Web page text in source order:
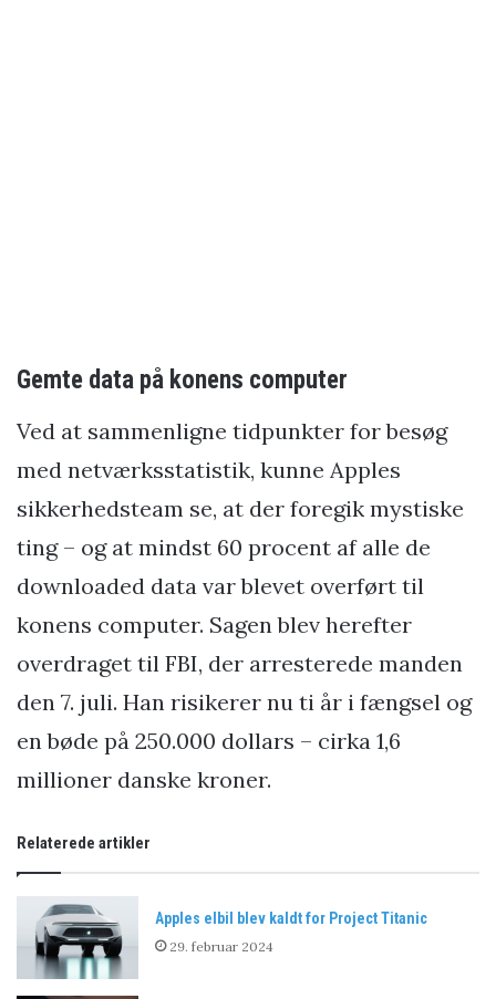
Gemte data på konens computer
Ved at sammenligne tidpunkter for besøg
med netværksstatistik, kunne Apples
sikkerhedsteam se, at der foregik mystiske
ting – og at mindst 60 procent af alle de
downloaded data var blevet overført til
konens computer. Sagen blev herefter
overdraget til FBI, der arresterede manden
den 7. juli. Han risikerer nu ti år i fængsel og
en bøde på 250.000 dollars – cirka 1,6
millioner danske kroner.
Relaterede artikler
Apples elbil blev kaldt for Project Titanic
29. februar 2024